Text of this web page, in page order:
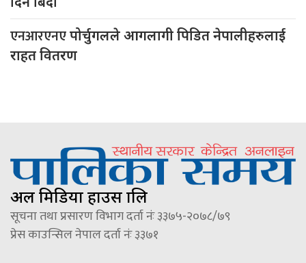
एनआरएनएपोर्चुगलले आगलागी पिडित नेपालीहरुलाई
राहत वितरण
अल मिडिया हाउस प्रालि
सूचना तथा प्रसारण विभाग दर्ता नंः ३३७५-२०७८/७९
प्रेस काउन्सिल नेपाल दर्ता नंः ३३७१